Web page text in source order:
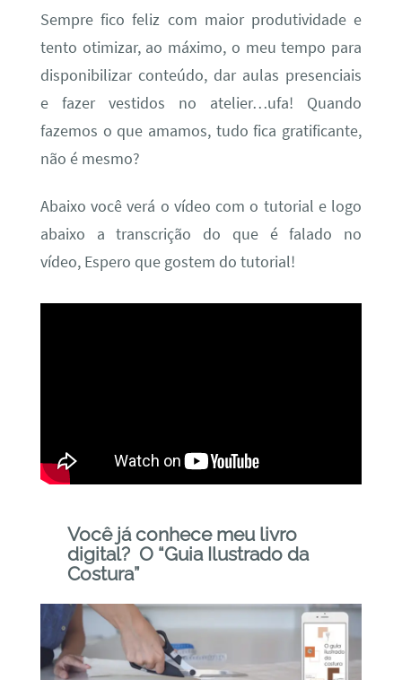
Sempre fico feliz com maior produtividade e
tento otimizar, ao máximo, o meu tempo para
disponibilizar conteúdo, dar aulas presenciais
e fazer vestidos no atelier…ufa! Quando
fazemos o que amamos, tudo fica gratificante,
não é mesmo?
Abaixo você verá o vídeo com o tutorial e logo
abaixo a transcrição do que é falado no
vídeo, Espero que gostem do tutorial!
Você já conhece meu livro
digital? O “Guia Ilustrado da
Costura”